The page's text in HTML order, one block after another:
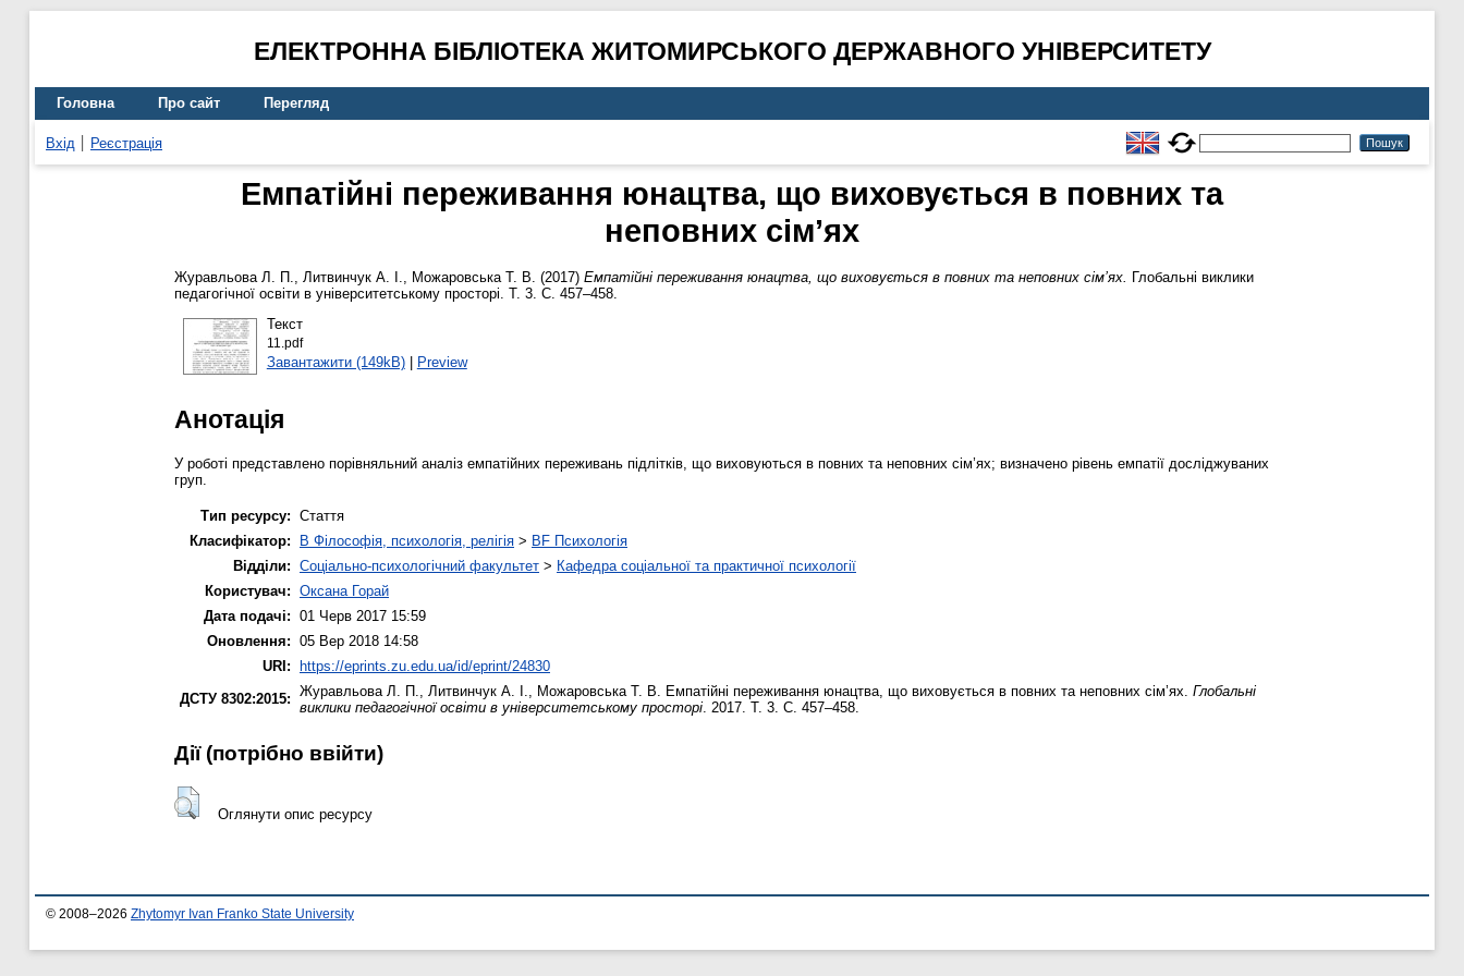
ЕЛЕКТРОННА БІБЛІОТЕКА ЖИТОМИРСЬКОГО ДЕРЖАВНОГО УНІВЕРСИТЕТУ
Головна Про сайт Перегляд
Вхід Реєстрація
Емпатійні переживання юнацтва, що виховується в повних та
неповних сім’ях
Журавльова Л. П., Литвинчук А. І., Можаровська Т. В. (2017) Емпатійні переживання юнацтва, що виховується в повних та неповних сім’ях. Глобальні виклики
педагогічної освіти в університетському просторі. Т. 3. С. 457–458.
Текст
11.pdf
Завантажити (149kB)| Preview
Анотація
У роботі представлено порівняльний аналіз емпатійних переживань підлітків, що виховуються в повних та неповних сім’ях; визначено рівень емпатії досліджуваних
груп.
Тип ресурсу: Стаття
Класифікатор:
B Філософія, психологія, релігія > BF Психологія
Відділи: Соціально-психологічний факультет > Кафедра соціальної та практичної психології
Користувач: Оксана Горай
Дата подачі: 01 Черв 2017 15:59
Оновлення: 05 Вер 2018 14:58
URI: https://eprints.zu.edu.ua/id/eprint/24830
ДСТУ 8302:2015: Журавльова Л. П. Литвинчук А. І. Можаровська Т. В. Емпатійні переживання юнацтва, що виховується в повних та неповних сім’ях. Глобальні
виклики педагогічної освіти в університетському просторі . 2017. Т. 3. С. 457–458.
Дії ​​(потрібно ввійти)
Оглянути опис ресурсу
© 2008–2026 Zhytomyr Ivan Franko State University